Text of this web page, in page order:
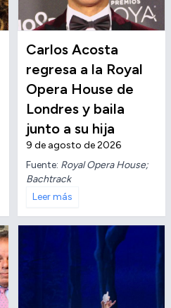
Carlos Acosta
regresa a la Royal
Opera House de
Londres y baila
junto a su hija
9 de agosto de 2026
Fuente: Royal Opera House;
Bachtrack
Leer más